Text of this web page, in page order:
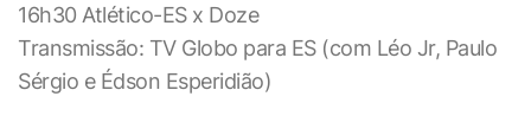
16h30 Atlético-ES x Doze
Transmissão: TV Globo para ES (com Léo Jr, Paulo
Sérgio e Édson Esperidião)